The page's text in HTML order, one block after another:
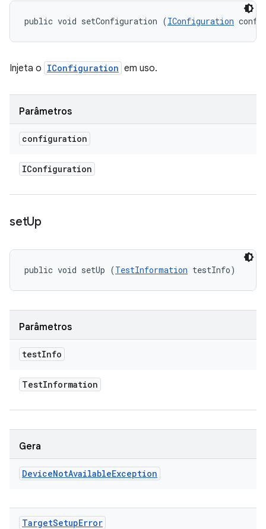
public void setConfiguration (IConfiguration
Injeta o IConfiguration em uso.
Parâmetros
configuration
IConfiguration
setUp
public void setUp (TestInformation testInfo)
Parâmetros
testInfo
TestInformation
Gera
DeviceNotAvailableException
TargetSetupError